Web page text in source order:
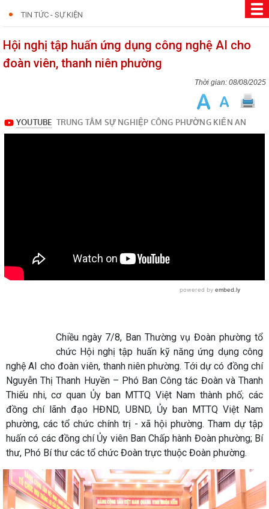
TIN TỨC - SỰ KIỆN
Hội nghị tập huấn ứng dụng công nghệ AI cho
đoàn viên, thanh niên phường
08/08/2025
Chiều ngày 7/8, Ban Thường vụ Đoàn phường tổ
chức Hội nghị tập huấn kỹ năng ứng dụng công
nghệ AI cho đoàn viên, thanh niên phường. Tới dự có đồng chí
Nguyễn Thị Thanh Huyền – Phó Ban Công tác Đoàn và Thanh
Thiếu nhi, cơ quan Ủy ban MTTQ Việt Nam thành phố; các
đồng chí lãnh đạo HĐND, UBND, Ủy ban MTTQ Việt Nam
phường, các tổ chức chính trị - xã hội phường. Tham dự tập
huấn có các đồng chí Ủy viên Ban Chấp hành Đoàn phường; Bí
thư, Phó Bí thư các tổ chức Đoàn trực thuộc Đoàn phường.